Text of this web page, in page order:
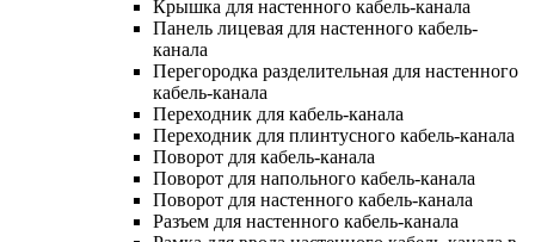
Крышка для настенного кабель-канала
Панель лицевая для настенного кабель-
канала
Перегородка разделительная для настенного
кабель-канала
Переходник для кабель-канала
Переходник для плинтусного кабель-канала
Поворот для кабель-канала
Поворот для напольного кабель-канала
Поворот для настенного кабель-канала
Разъем для настенного кабель-канала